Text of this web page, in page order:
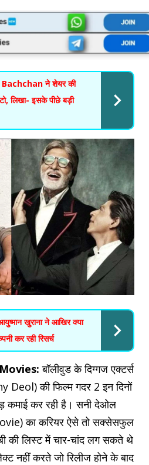
ने शेयर की
लिखा- इसके पीछे बड़ी
खुराना ने आखिर क्या
कर रही रिसर्च
बॉलीवुड के दिग्गज एक्टर्स
Deol) की फिल्म गदर 2 इन दिनों
कमाई कर रही है। सनी देओल
का करियर ऐसे तो सक्सेसफुल
की लिस्ट में चार-चांद लग सकते थे
नहीं करते जो रिलीज होने के बाद